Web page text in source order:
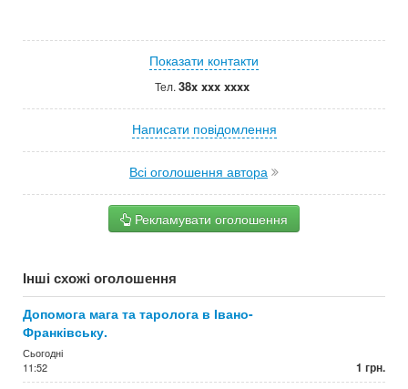
Показати контакти
Тел. 38x xxx xxxx
Написати повідомлення
Всі оголошення автора
Рекламувати оголошення
Інші схожі оголошення
Допомога мага та таролога в Івано-
Франківську.
Сьогодні
11:52
1 грн.